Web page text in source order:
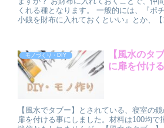
くれる種となります。 一般的には、『ポ
小銭を財布に入れておくといい』とか、【
モノづくり・DIY
【風水のタ
に扉を付ける
【風水でタブー】とされている、寝室の
扉を付ける事にしました。材料は100均で